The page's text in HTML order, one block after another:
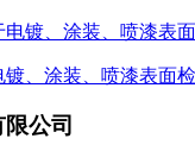
、涂装、喷漆表面
公司